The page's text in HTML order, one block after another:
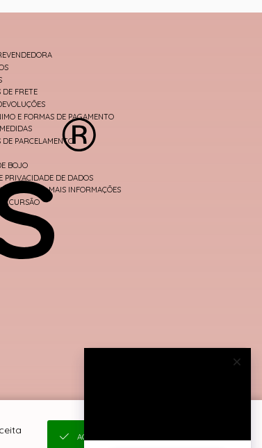
DE FRETE
E FORMAS DE PAGAMENTO
DE PARCELAMENTO
BOJO
PRIVACIDADE DE DADOS
PRAIA - MAIS INFORMAÇÕES
ACEITAR E FECHAR